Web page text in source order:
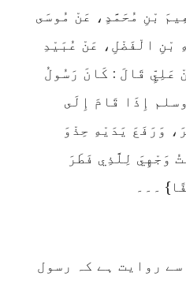
بْنِ مُحَمَّدٍ، عَنْ مُوسَى
بْنِ الْفَضْلِ، عَنْ عُبَيْدِ
عَلِيٍّ قَالَ : كَانَ رَسُولُ
إِذَا قَامَ إِلَى
وَرَفَعَ يَدَيْهِ حِذْوَ
وَجْهِيَ لِلَّذِي فَطَرَ
۔۔۔
روایت ہے کہ رسول